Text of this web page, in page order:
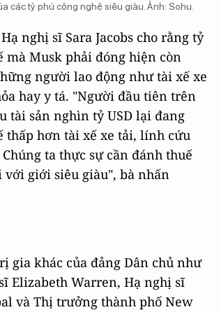
các tỷ phú công nghệ siêu giàu. Ảnh: Sohu.
nghị sĩ Sara Jacobs cho rằng tỷ
mà Musk phải đóng hiện còn
người lao động như tài xế xe
hay y tá. "Người đầu tiên trên
tài sản nghìn tỷ USD lại đang
thấp hơn tài xế xe tải, lính cứu
ta thực sự cần đánh thuế
giới siêu giàu", bà nhấn
gia khác của đảng Dân chủ như
Elizabeth Warren, Hạ nghị sĩ
và Thị trưởng thành phố New